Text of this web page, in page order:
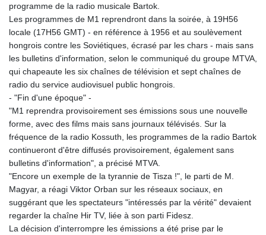
KES 149.07919
KGS 100.76524
KHR 4670.680341
KMF 492.015232
KRW 1639.987341
KWD 0.35682
KYD 0.960029
LAK 26043.936302
LBP
103184.797064
LKR 386.957729
LRD 209.279064
LSL 18.827806
LTL 3.402321
LVL 0.69699
LYD 7.340045
MAD 10.750001
programme de la radio musicale Bartok.
Les programmes de M1 reprendront dans la soirée, à 19H56
locale (17H56 GMT) - en référence à 1956 et au soulèvement
hongrois contre les Soviétiques, écrasé par les chars - mais sans
les bulletins d'information, selon le communiqué du groupe MTVA,
qui chapeaute les six chaînes de télévision et sept chaînes de
radio du service audiovisuel public hongrois.
- "Fin d'une époque" -
"M1 reprendra provisoirement ses émissions sous une nouvelle
forme, avec des films mais sans journaux télévisés. Sur la
fréquence de la radio Kossuth, les programmes de la radio Bartok
continueront d'être diffusés provisoirement, également sans
bulletins d'information", a précisé MTVA.
"Encore un exemple de la tyrannie de Tisza !", le parti de M.
Magyar, a réagi Viktor Orban sur les réseaux sociaux, en
suggérant que les spectateurs "intéressés par la vérité" devaient
regarder la chaîne Hir TV, liée à son parti Fidesz.
La décision d'interrompre les émissions a été prise par le